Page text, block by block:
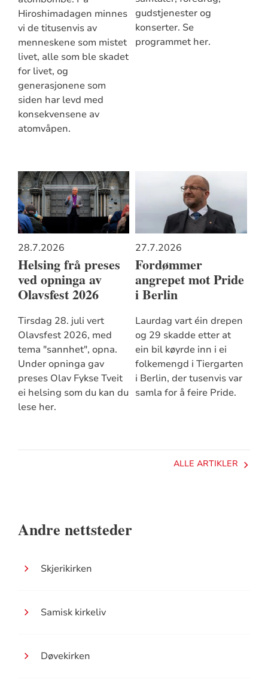
Hiroshimadagen minnes
vi de titusenvis av
menneskene som mistet
livet, alle som ble skadet
for livet, og
generasjonene som
siden har levd med
konsekvensene av
atomvåpen.
gudstjenester og
konserter. Se
programmet her.
28.7.2026
Helsing frå preses
ved opninga av
Olavsfest 2026
Tirsdag 28. juli vert
Olavsfest 2026, med
tema "sannhet", opna.
Under opninga gav
preses Olav Fykse Tveit
ei helsing som du kan du
lese her.
27.7.2026
Fordømmer
angrepet mot Pride
i Berlin
Laurdag vart éin drepen
og 29 skadde etter at
ein bil køyrde inn i ei
folkemengd i Tiergarten
i Berlin, der tusenvis var
samla for å feire Pride.
ALLE ARTIKLER
Andre nettsteder
Skjerikirken
Samisk kirkeliv
Døvekirken